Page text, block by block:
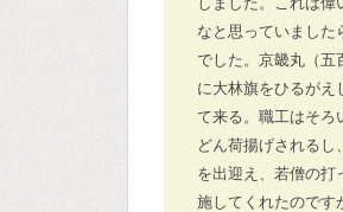
なと思っていました
でした。京畿丸（五
に大林旗をひるがえ
て来る。職工はそろ
どん荷揚げされる
を出迎え、若僧の打
施してくれたのです